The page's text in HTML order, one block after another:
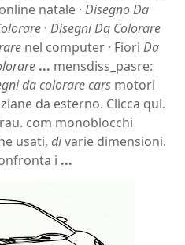
natale · Disegno Da
· Disegni Da Colorare
nel computer · Fiori Da
... mensdiss_pasre:
da colorare cars motori
da esterno. Clicca qui.
com monoblocchi
usati, divarie dimensioni.
i ...